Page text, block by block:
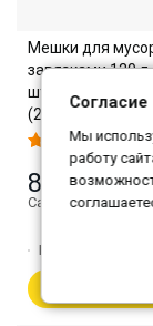
Мешки для
завязками 120 л
шт в рулоне,
(20 шт/кор)
85 ₽
Самовывоз: 82 ₽
Количество:
Мы
работу